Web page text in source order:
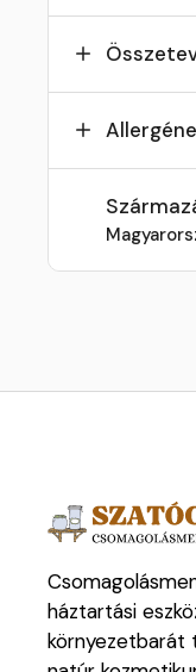
háztartási
környezetbarát